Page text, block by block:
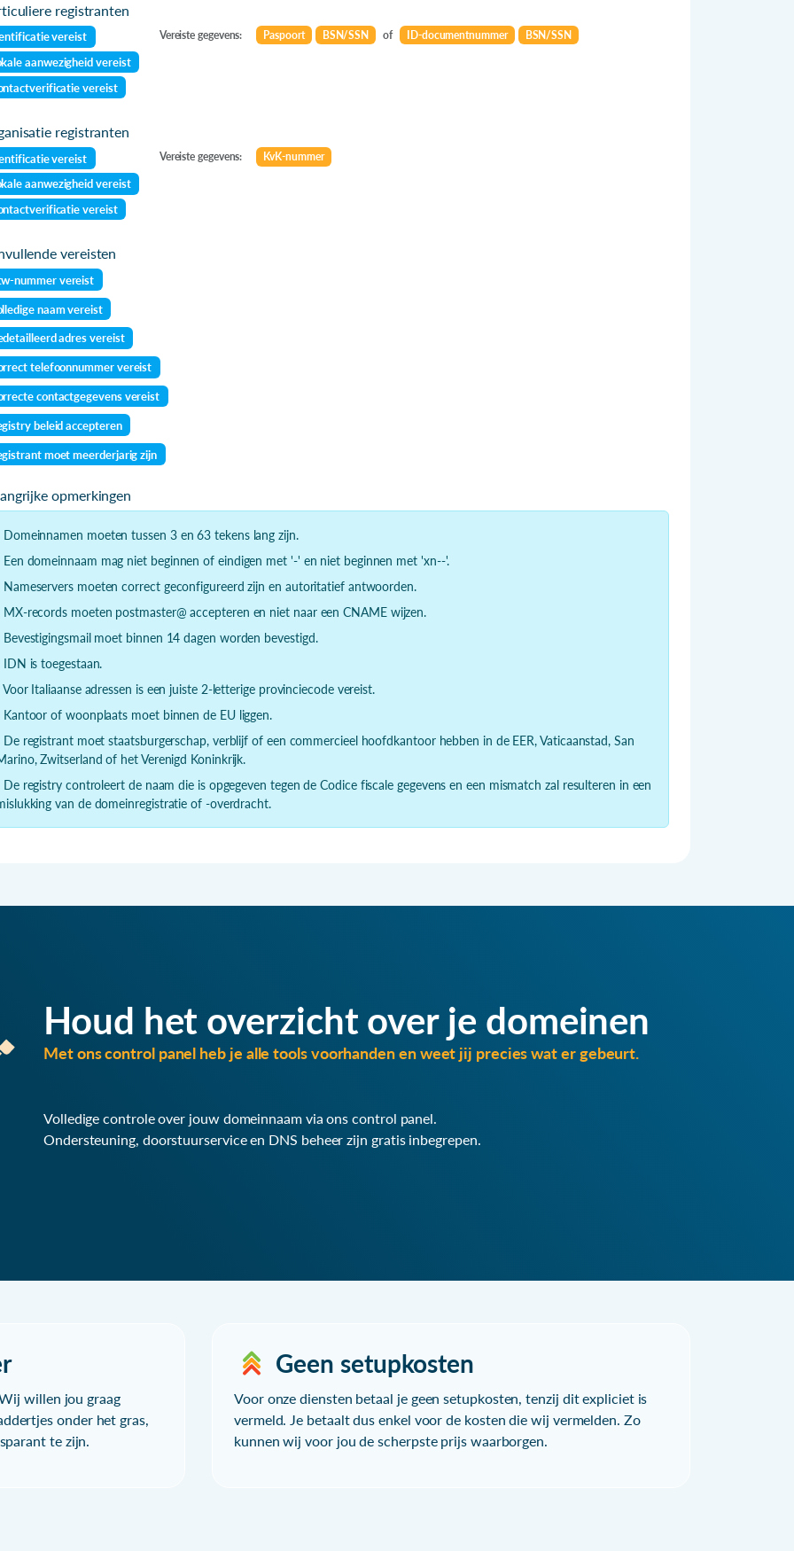
registranten
vereist
aanwezigheid vereist
vereist
Vereiste gegevens: Paspoort BSN/SSN of ID-documentnummer BSN/SSN
registranten
vereist
aanwezigheid vereist
vereist
Vereiste gegevens: KvK-nummer
vereisten
nummer vereist
naam vereist
adres vereist
telefoonnummer vereist
contactgegevens vereist
beleid accepteren
moet meerderjarig zijn
opmerkingen
Domeinnamen moeten tussen 3 en 63 tekens lang zijn.
Een domeinnaam mag niet beginnen of eindigen met '-' en niet beginnen met 'xn--'.
Nameservers moeten correct geconfigureerd zijn en autoritatief antwoorden.
MX-records moeten postmaster@ accepteren en niet naar een CNAME wijzen.
Bevestigingsmail moet binnen 14 dagen worden bevestigd.
IDN is toegestaan.
Voor Italiaanse adressen is een juiste 2-letterige provinciecode vereist.
Kantoor of woonplaats moet binnen de EU liggen.
De registrant moet staatsburgerschap, verblijf of een commercieel hoofdkantoor hebben in de EER, Vaticaanstad, San
Zwitserland of het Verenigd Koninkrijk.
De registry controleert de naam die is opgegeven tegen de Codice fiscale gegevens en een mismatch zal resulteren in een
van de domeinregistratie of -overdracht.
Houd het overzicht over je domeinen
Met ons control panel heb je alle tools voorhanden en weet jij precies wat er gebeurt.
Volledige controle over jouw domeinnaam via ons control panel.
Ondersteuning, doorstuurservice en DNS beheer zijn gratis inbegrepen.
willen jou graag
onder het gras,
te zijn.
Geen setupkosten
Voor onze diensten betaal je geen setupkosten, tenzij dit expliciet is
vermeld. Je betaalt dus enkel voor de kosten die wij vermelden. Zo
kunnen wij voor jou de scherpste prijs waarborgen.